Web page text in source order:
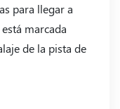
para llegar a
marcada
de la pista de